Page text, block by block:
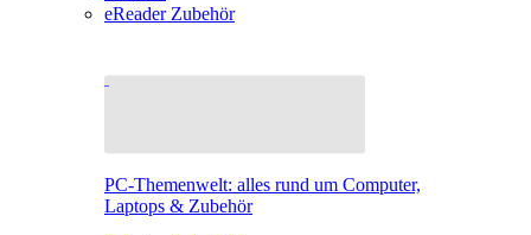
eReader Zubehör
PC-Themenwelt: alles rund um Computer,
Laptops & Zubehör